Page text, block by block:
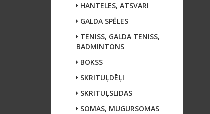
HANTELES, ATSVARI
GALDA SPĒLES
TENISS, GALDA TENISS,
BADMINTONS
BOKSS
SKRITUĻDĒĻI
SKRITUĻSLIDAS
SOMAS, MUGURSOMAS